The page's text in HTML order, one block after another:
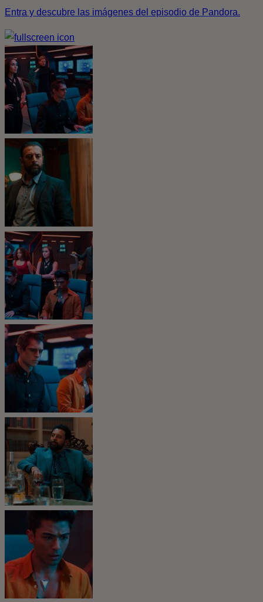
Entra y descubre las imágenes del episodio de Pandora.